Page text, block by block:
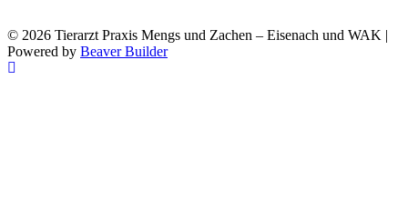
© 2026 Tierarzt Praxis Mengs und Zachen – Eisenach und WAK |
Powered by Beaver Builder